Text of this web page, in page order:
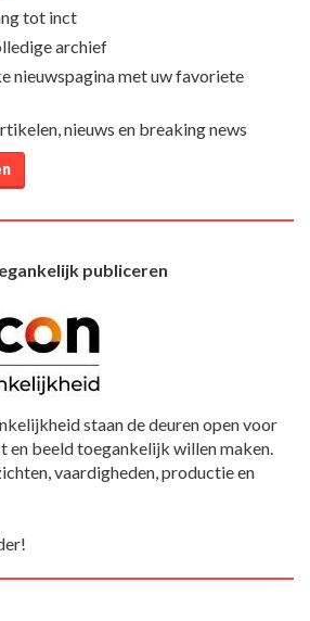
tot inct
archief
nieuwspagina met uw favoriete
nieuws en breaking news
publiceren
staan de deuren open voor
en beeld toegankelijk willen maken.
vaardigheden, productie en